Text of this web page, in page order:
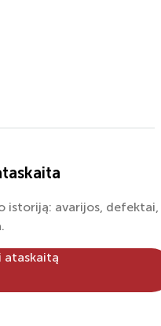
istoriją: avarijos, defektai,
ataskaitą